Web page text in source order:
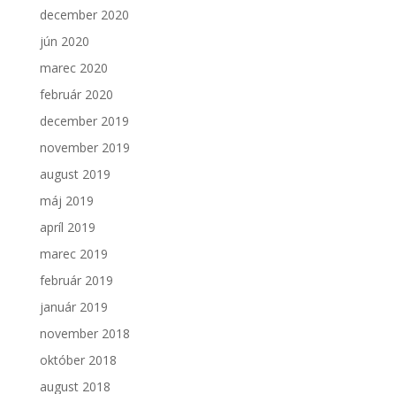
december 2020
jún 2020
marec 2020
február 2020
december 2019
november 2019
august 2019
máj 2019
apríl 2019
marec 2019
február 2019
január 2019
november 2018
október 2018
august 2018